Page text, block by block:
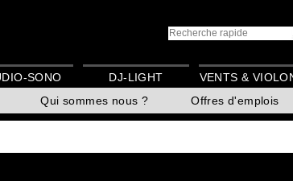
Qui sommes nous ? Offres d'emplois
SONO DJ-LIGHT VENTS &